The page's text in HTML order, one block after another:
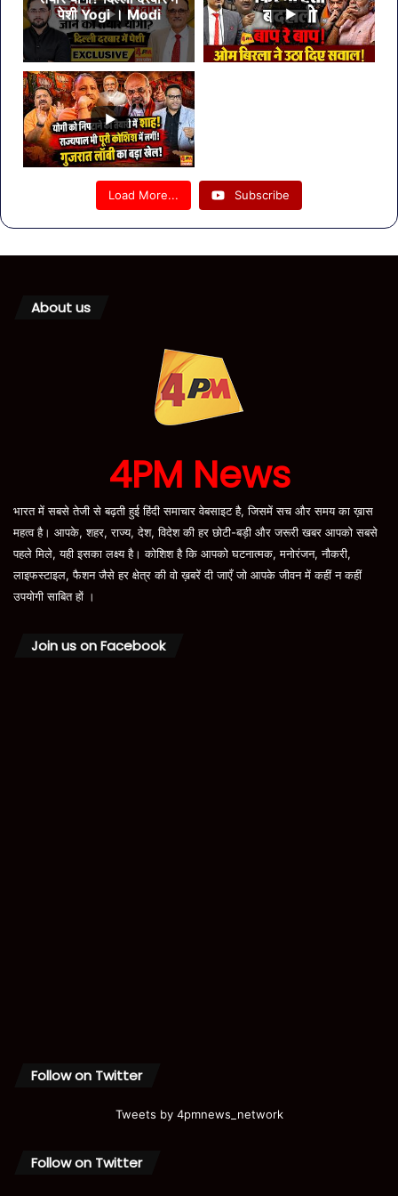
पेशी Yogi । Modi
Load More... Subscribe
About us
4PM News
भारत में सबसे तेजी से बढ़ती हुई हिंदी समाचार वेबसाइट है, जिसमें सच और समय का ख़ास
महत्व है। आपके, शहर, राज्य, देश, विदेश की हर छोटी-बड़ी और जरूरी खबर आपको सबसे
पहले मिले, यही इसका लक्ष्य है। कोशिश है कि आपको घटनात्मक, मनोरंजन, नौकरी,
लाइफस्टाइल, फैशन जैसे हर क्षेत्र की वो ख़बरें दी जाएँ जो आपके जीवन में कहीं न कहीं
उपयोगी साबित हों ।
Join us on Facebook
Follow on Twitter
Tweets by 4pmnews_network
Follow on Twitter